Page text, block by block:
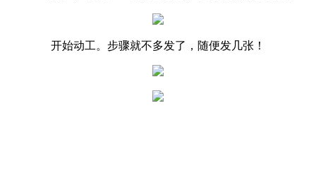
开始动工。步骤就不多发了，随便发几张！